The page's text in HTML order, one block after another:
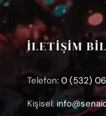
İLETİŞİM
Telefon: 0 (532)
Kişisel: